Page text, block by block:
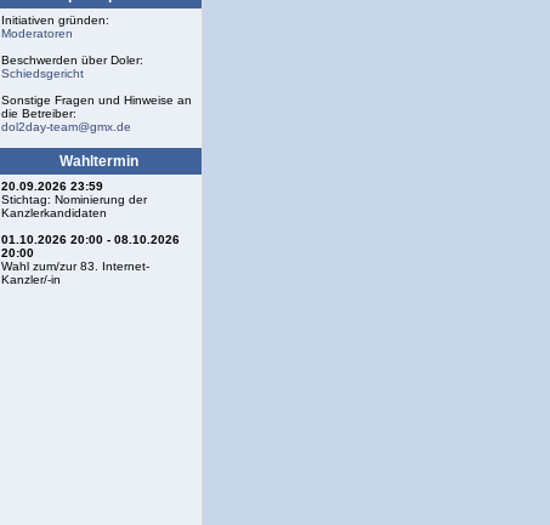
Initiativen gründen:
Moderatoren
Beschwerden über Doler:
Schiedsgericht
Sonstige Fragen und Hinweise an
die Betreiber:
dol2day-team@gmx.de
Wahltermin
20.09.2026 23:59
Stichtag: Nominierung der
Kanzlerkandidaten
01.10.2026 20:00 - 08.10.2026
20:00
Wahl zum/zur 83. Internet-
Kanzler/-in